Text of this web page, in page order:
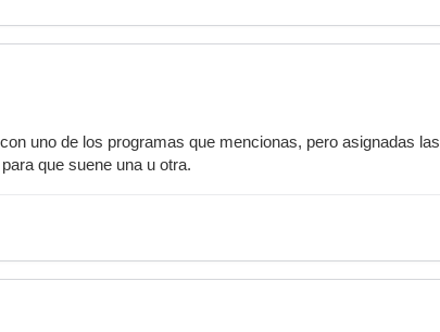
uno de los programas que mencionas, pero asignadas las
que suene una u otra.